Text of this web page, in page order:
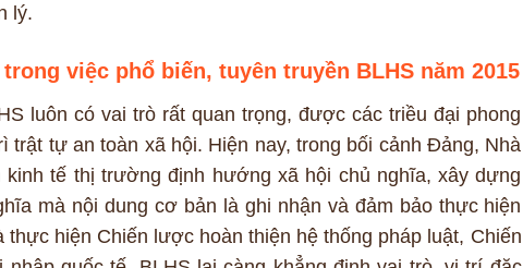
lý.
việc phổ biến, tuyên truyền BLHS năm 2015
luôn có vai trò rất quan trọng, được các triều đại phong
trật tự an toàn xã hội. Hiện nay, trong bối cảnh Đảng, Nhà
tế thị trường định hướng xã hội chủ nghĩa, xây dựng
mà nội dung cơ bản là ghi nhận và đảm bảo thực hiện
hiện Chiến lược hoàn thiện hệ thống pháp luật, Chiến